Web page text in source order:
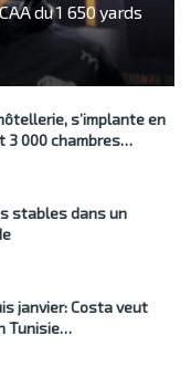
du 1 650 yards
s’implante en
3 000 chambres…
stables dans un
janvier: Costa veut
Tunisie…